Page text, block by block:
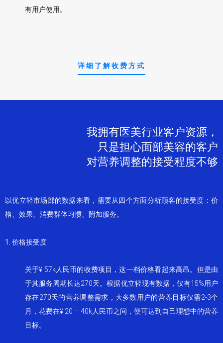
有用户使用。
详细了解收费方式
我拥有医美行业客户资源，
只是担心面部美容的客户
对营养调整的接受程度不够
以优立轻市场部的数据来看，需要从四个方面分析顾客的接受度：价
格、效果、消费群体习惯、附加服务。
1. 价格接受度
关于¥ 57k人民币的收费项目，这一档价格看起来高昂。但是由
于其服务周期长达270天。根据优立轻现有数据，仅有15%用户
存在270天的营养调整需求，大多数用户的营养目标仅需2-3个
月，花费在¥ 20 – 40k人民币之间，便可达到自己理想中的营养
目标。